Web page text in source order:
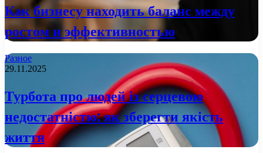
Как бизнесу находить баланс между
ростом и эффективностью
Разное
29.11.2025
Турбота про людей із серцевою
недостатністю: як зберегти якість
життя